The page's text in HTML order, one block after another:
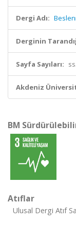
Dergi Adı:
Derginin
Sayfa Sayıları:
Akdeniz
BM
Atıflar
Ulusal Dergi Atıf